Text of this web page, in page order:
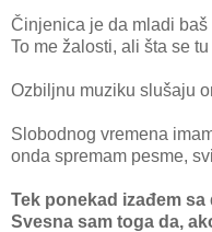
Činjenica je da mladi
To me žalosti, ali šta se tu
Ozbiljnu muziku slušaju
Slobodnog vremena
onda spremam pesme,
Tek ponekad izađem
Svesna sam toga da,